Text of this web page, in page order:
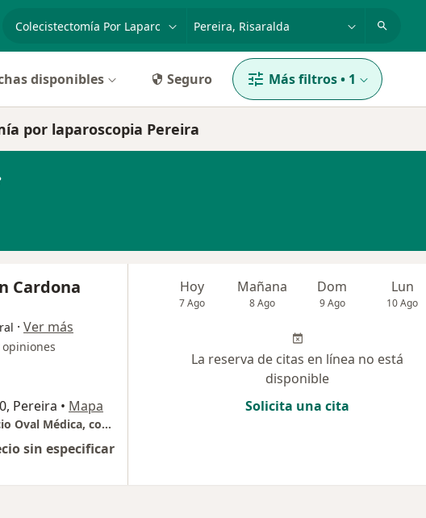
especialidad, enfermedad o nombre
disponibles Seguro Más filtros• 1
por laparoscopia Pereira
Cardona
· Ver más
opiniones
Pereira • Mapa
Av Juan B Gutiérrez, 18-60. Edificio Oval Médica, consultorio 308
sin especificar
Hoy
7 Ago
Mañana
8 Ago
Dom
9 Ago
Lun
10 Ago
La reserva de citas en línea no está
disponible
Solicita una cita